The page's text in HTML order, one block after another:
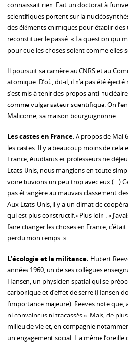
connaissait rien. Fait un doctorat à
scientifiques portent sur la
des éléments chimiques pour établir
reconstituer le passé. « La question qui
pour que les choses soient comme elles
Il poursuit sa carrière au CNRS et au
atomique. D’où, dit-il, il n’a pas été
s’est mis à tenir des propos anti-
comme vulgarisateur scientifique. On
Malicorne, sa maison bourguignonne.
Les castes en France. A propos de Mai
les castes. Il y a beaucoup moins de cela
France, étudiants et professeurs ne
Etats-Unis, nous mangions en toute
voire buvions un peu trop avec eux (…)
pas étrangère au mauvais classement
Aux Etats-Unis, il y a un climat de
qui est plus constructif.» Plus loin : «
faire changer les choses en France,
perdu mon temps. »
L’écologie et la militance. Hubert
années 1960, un de ses collègues
Hansen, un physicien spatial qui se
carbonique et d’effet de serre (Hansen
l’importance majeure). Reeves note que,
ni convaincus ni tracassés ». Mais, de
milieu de vie et, en compagnie
un engagement social. Il a même